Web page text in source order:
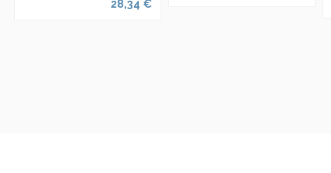
28,34 €